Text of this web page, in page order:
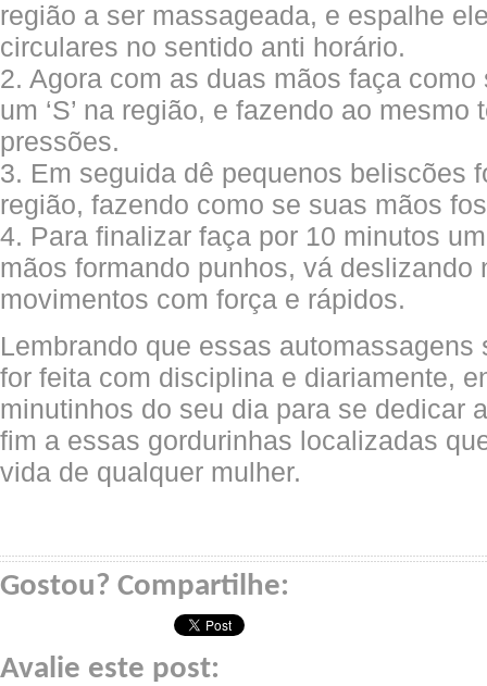
região a ser massageada, e espalhe
circulares no sentido anti horário.
2. Agora com as duas mãos faça
um ‘S’ na região, e fazendo ao mesmo
pressões.
3. Em seguida dê pequenos beliscões
região, fazendo como se suas mãos
4. Para finalizar faça por 10 minutos
mãos formando punhos, vá deslizando
movimentos com força e rápidos.
Lembrando que essas automassagens
for feita com disciplina e diariamente,
minutinhos do seu dia para se dedicar
fim a essas gordurinhas localizadas
vida de qualquer mulher.
Gostou? Compartilhe:
Avalie este post: